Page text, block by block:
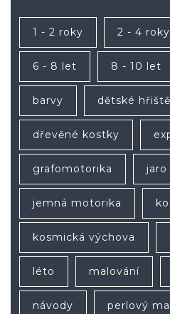
1 - 2 roky 2 - 4 roky
6 - 8 let 8 - 10 let
barvy dětské hřiště
dřevěné kostky
grafomotorika jaro
jemná motorika
kosmická výchova
léto malování
návody perlový